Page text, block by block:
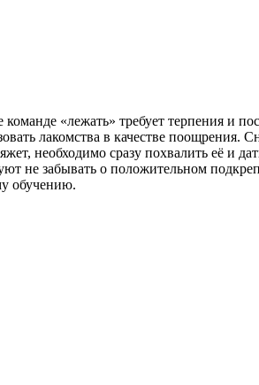
«лежать» требует терпения и
лакомства в качестве поощрения.
необходимо сразу похвалить её и
не забывать о положительном
обучению.